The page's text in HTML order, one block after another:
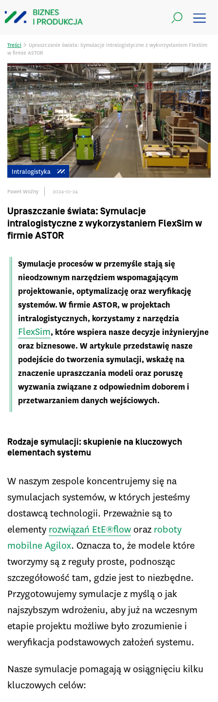
Treści > Upraszczanie świata: Symulacje intralogistyczne z wykorzystaniem FlexSim
w firmie ASTOR
Intralogistyka
Paweł Woźny 2024-10-24
Upraszczanie świata: Symulacje
intralogistyczne z wykorzystaniem FlexSim w
firmie ASTOR
Symulacje procesów w przemyśle stają się
nieodzownym narzędziem wspomagającym
projektowanie, optymalizację oraz weryfikację
systemów. W firmie ASTOR, w projektach
intralogistycznych, korzystamy z narzędzia
FlexSim, które wspiera nasze decyzje inżynieryjne
oraz biznesowe. W artykule przedstawię nasze
podejście do tworzenia symulacji, wskażę na
znaczenie upraszczania modeli oraz poruszę
wyzwania związane z odpowiednim doborem i
przetwarzaniem danych wejściowych.
Rodzaje symulacji: skupienie na kluczowych
elementach systemu
W naszym zespole koncentrujemy się na
symulacjach systemów, w których jesteśmy
dostawcą technologii. Przeważnie są to
elementy rozwiązań EtE®flow oraz roboty
mobilne Agilox. Oznacza to, że modele które
tworzymy są z reguły proste, podnosząc
szczegółowość tam, gdzie jest to niezbędne.
Przygotowujemy symulacje z myślą o jak
najszybszym wdrożeniu, aby już na wczesnym
etapie projektu możliwe było zrozumienie i
weryfikacja podstawowych założeń systemu.
Nasze symulacje pomagają w osiągnięciu kilku
kluczowych celów: